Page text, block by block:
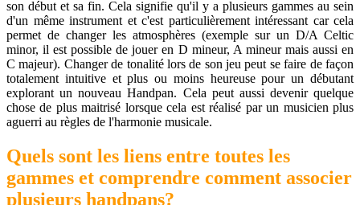
son début et sa fin. Cela signifie qu'il y a plusieurs gammes au sein
d'un même instrument et c'est particulièrement intéressant car cela
permet de changer les atmosphères (exemple sur un D/A Celtic
minor, il est possible de jouer en D mineur, A mineur mais aussi en
C majeur). Changer de tonalité lors de son jeu peut se faire de façon
totalement intuitive et plus ou moins heureuse pour un débutant
explorant un nouveau Handpan. Cela peut aussi devenir quelque
chose de plus maitrisé lorsque cela est réalisé par un musicien plus
aguerri au règles de l'harmonie musicale.
Quels sont les liens entre toutes les
gammes et comprendre comment associer
plusieurs handpans?